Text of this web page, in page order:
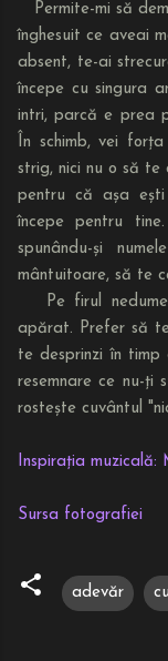
Permite-mi să
înghesuit ce aveai
absent, te-ai
începe cu singura
intri, parcă e prea
În schimb, vei
strig, nici nu o să
pentru că așa
începe pentru
spunându-și
mântuitoare, să te
Pe firul
apărat. Prefer să
te desprinzi în timp
resemnare ce nu-ți
rostește cuvântul
Inspirația muzicală:
Sursa fotografiei
adevăr